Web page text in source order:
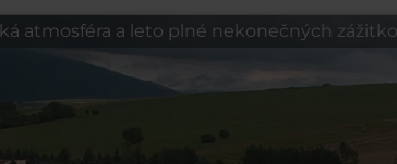
a leto plné nekonečných